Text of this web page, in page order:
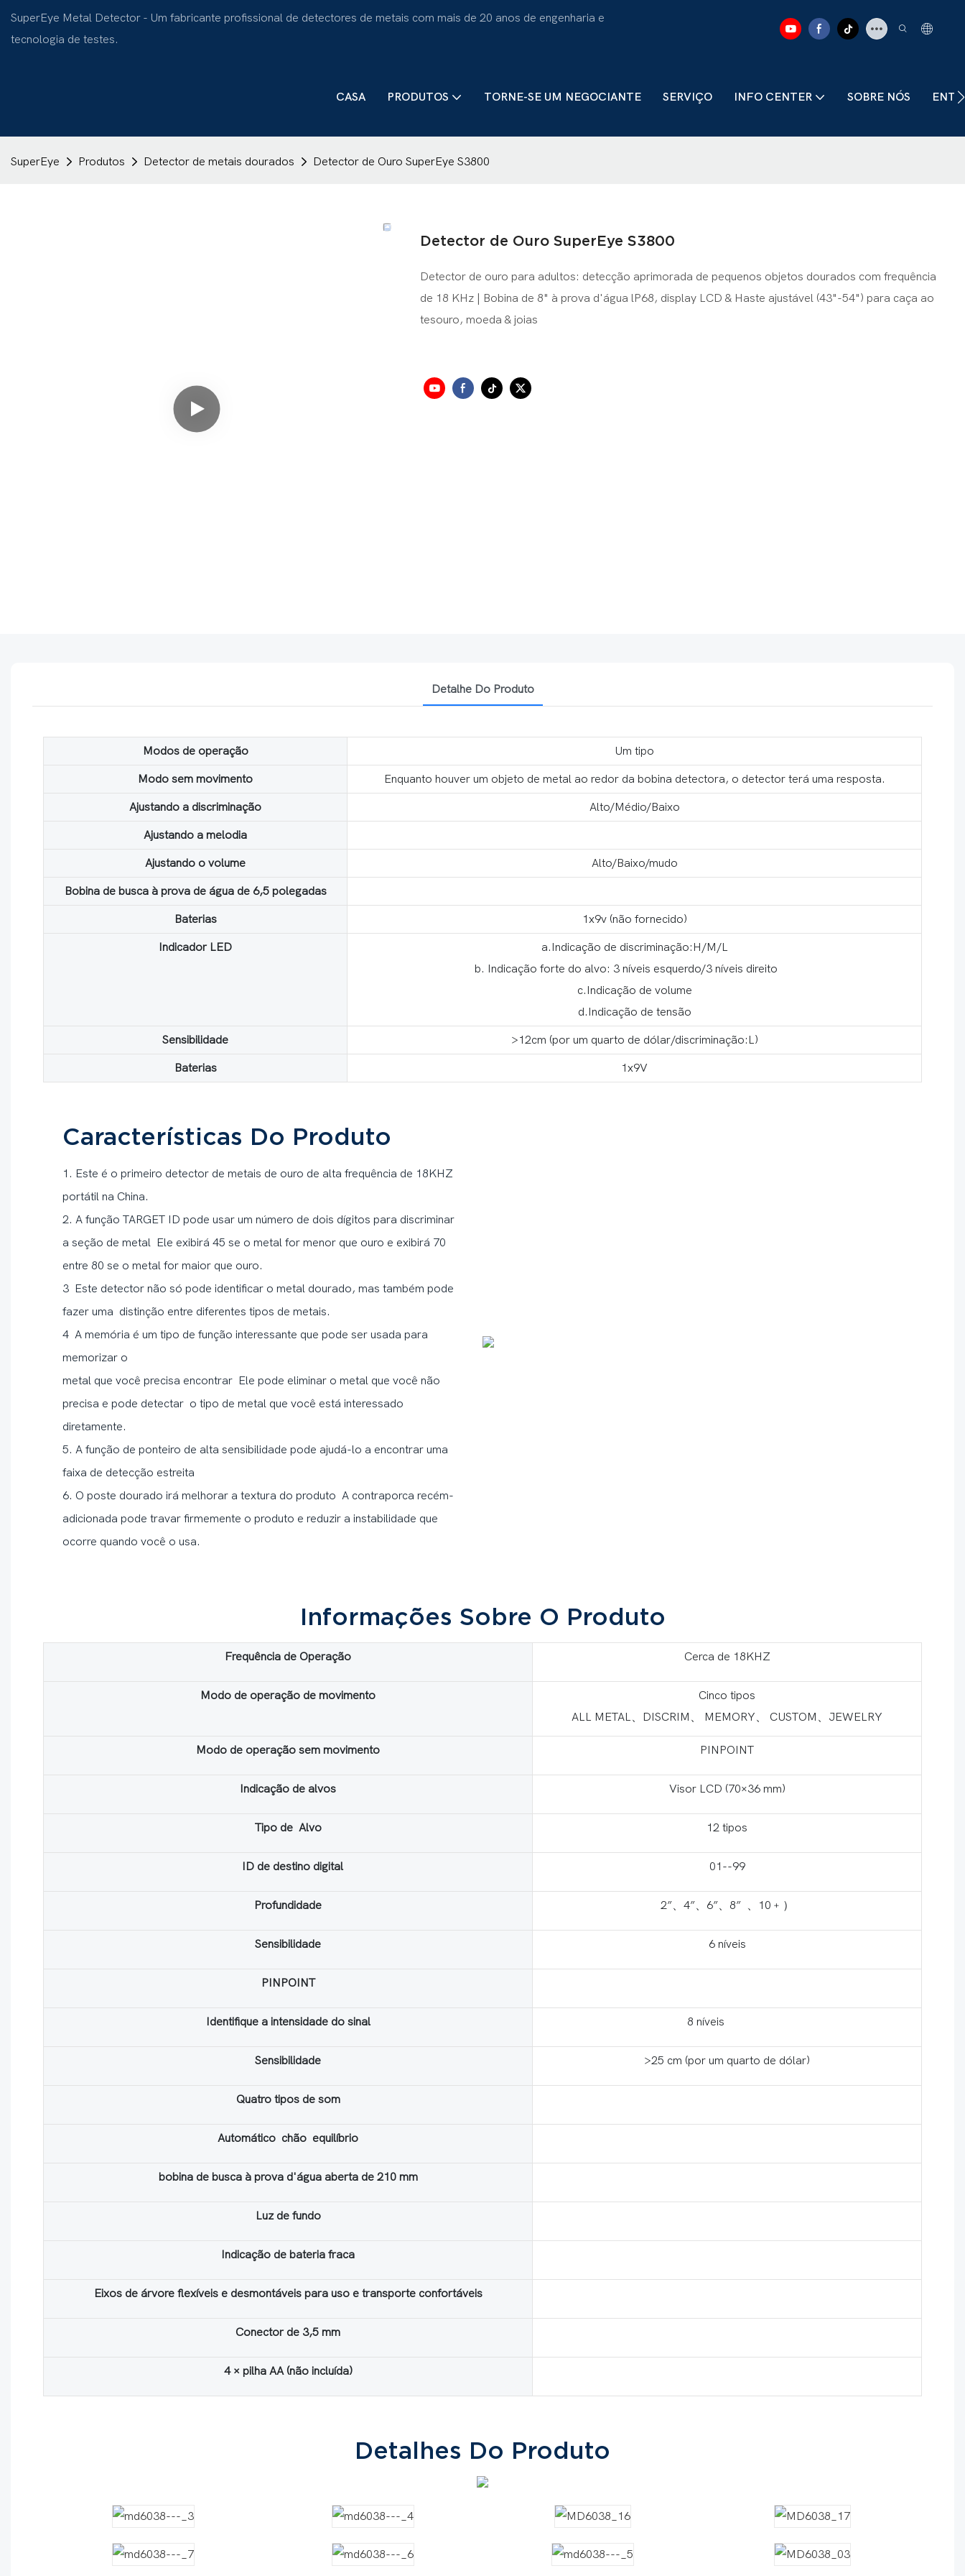
SuperEye Metal Detector - Um fabricante profissional de detectores de metais com mais de 20 anos de engenharia e
tecnologia de testes.
CASA PRODUTOS TORNE-SE UM NEGOCIANTE SERVIÇO INFO CENTER SOBRE NÓS
SuperEye Produtos Detector de metais dourados Detector de Ouro SuperEye S3800
Detector de Ouro SuperEye S3800
Detector de ouro para adultos: detecção aprimorada de pequenos objetos dourados com frequência
de 18 KHz | Bobina de 8" à prova d'água lP68, display LCD & Haste ajustável (43"-54") para caça ao
tesouro, moeda & joias
Detalhe Do Produto
Modos de operação Um tipo
Modo sem movimento Enquanto houver um objeto de metal ao redor da bobina detectora, o detector terá uma resposta.
Ajustando a discriminação Alto/Médio/Baixo
Ajustando a melodia
Ajustando o volume Alto/Baixo/mudo
Bobina de busca à prova de água de 6,5 polegadas
Baterias 1x9v (não fornecido)
Indicador LED
a.Indicação de discriminação:H/M/L
b. Indicação forte do alvo: 3 níveis esquerdo/3 níveis direito
c.Indicação de volume
d.Indicação de tensão
Sensibilidade >12cm (por um quarto de dólar/discriminação:L)
Baterias 1x9V
Características Do Produto
1. Este é o primeiro detector de metais de ouro de alta frequência de 18KHZ
portátil na China.
2. A função TARGET ID pode usar um número de dois dígitos para discriminar
a seção de metal Ele exibirá 45 se o metal for menor que ouro e exibirá 70
entre 80 se o metal for maior que ouro.
3 Este detector não só pode identificar o metal dourado, mas também pode
fazer uma distinção entre diferentes tipos de metais.
4 A memória é um tipo de função interessante que pode ser usada para
memorizar o
metal que você precisa encontrar Ele pode eliminar o metal que você não
precisa e pode detectar o tipo de metal que você está interessado
diretamente.
5. A função de ponteiro de alta sensibilidade pode ajudá-lo a encontrar uma
faixa de detecção estreita
6. O poste dourado irá melhorar a textura do produto A contraporca recém-
adicionada pode travar firmemente o produto e reduzir a instabilidade que
ocorre quando você o usa.
Informações Sobre O Produto
Frequência de Operação Cerca de 18KHZ
Modo de operação de movimento
Cinco tipos
ALL METAL、DISCRIM、 MEMORY、 CUSTOM、JEWELRY
Modo de operação sem movimento PINPOINT
Indicação de alvos Visor LCD (70×36 mm)
Tipo de Alvo 12 tipos
ID de destino digital 01--99
Profundidade 2”、4”、6”、8” 、10﹢）
Sensibilidade 6 níveis
PINPOINT
Identifique a intensidade do sinal 8 níveis
Sensibilidade >25 cm (por um quarto de dólar)
Quatro tipos de som
Automático chão equilíbrio
bobina de busca à prova d'água aberta de 210 mm
Luz de fundo
Indicação de bateria fraca
Eixos de árvore flexíveis e desmontáveis ​​para uso e transporte confortáveis
Conector de 3,5 mm
4 × pilha AA (não incluída)
Detalhes Do Produto